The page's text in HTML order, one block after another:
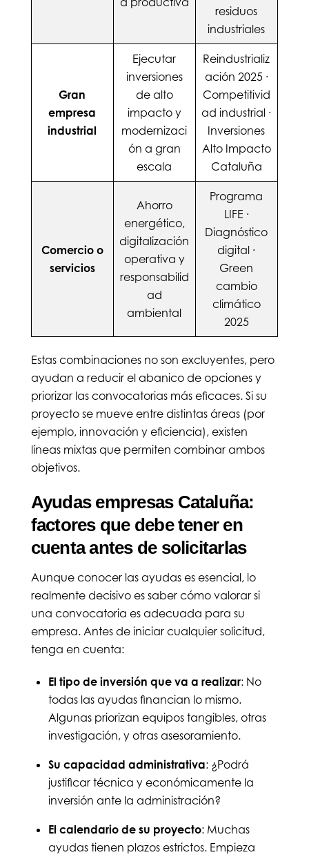
residuos
industriales
Gran
empresa
industrial
Ejecutar
inversiones
de alto
impacto y
modernizaci
ón a gran
escala
Reindustrializ
ación 2025 ·
Competitivid
ad industrial ·
Inversiones
Alto Impacto
Cataluña
Comercio o
servicios
Ahorro
energético,
digitalización
operativa y
responsabilid
ad
ambiental
Programa
LIFE ·
Diagnóstico
digital ·
Green
cambio
climático
2025
Estas combinaciones no son excluyentes, pero
ayudan a reducir el abanico de opciones y
priorizar las convocatorias más eficaces. Si su
proyecto se mueve entre distintas áreas (por
ejemplo, innovación y eficiencia), existen
líneas mixtas que permiten combinar ambos
objetivos.
Ayudas empresas Cataluña:
factores que debe tener en
cuenta antes de solicitarlas
Aunque conocer las ayudas es esencial, lo
realmente decisivo es saber cómo valorar si
una convocatoria es adecuada para su
empresa. Antes de iniciar cualquier solicitud,
tenga en cuenta:
El tipo de inversión que va a realizar: No
todas las ayudas financian lo mismo.
Algunas priorizan equipos tangibles, otras
investigación, y otras asesoramiento.
Su capacidad administrativa: ¿Podrá
justificar técnica y económicamente la
inversión ante la administración?
El calendario de su proyecto: Muchas
ayudas tienen plazos estrictos. Empieza